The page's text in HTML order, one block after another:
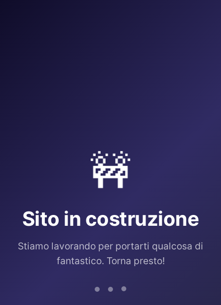
🚧
Sito in costruzione
Stiamo lavorando per portarti qualcosa di
fantastico. Torna presto!